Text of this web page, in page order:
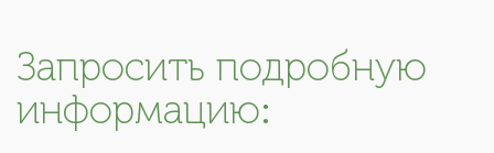
Запросить подробную
информацию: